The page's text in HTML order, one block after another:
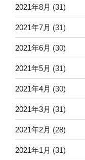
2021年8月 (31)
2021年7月 (31)
2021年6月 (30)
2021年5月 (31)
2021年4月 (30)
2021年3月 (31)
2021年2月 (28)
2021年1月 (31)